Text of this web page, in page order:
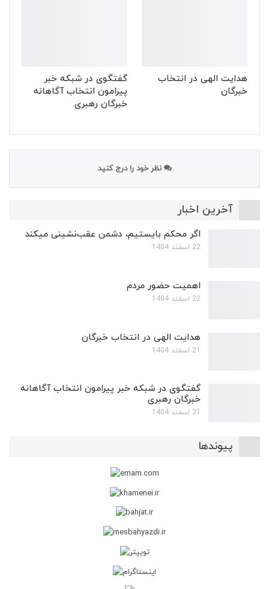
هدایت الهی در انتخاب
خبرگان
گفتگوی در شبکه خبر
پیرامون انتخاب آگاهانه
خبرگان رهبری
نظر خود را درج کنید
آخرین اخبار
اگر محکم بایستیم، دشمن عقب‌نشینی میکند
22 اسفند 1404
اهمیت حضور مردم
22 اسفند 1404
هدایت الهی در انتخاب خبرگان
21 اسفند 1404
گفتگوی در شبکه خبر پیرامون انتخاب آگاهانه
خبرگان رهبری
21 اسفند 1404
پیوندها